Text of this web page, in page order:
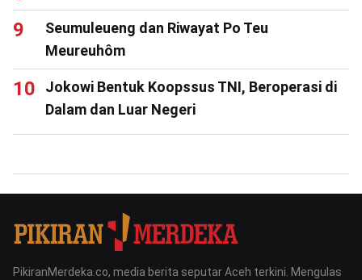
Seumuleueng dan Riwayat Po Teu
Meureuhôm
Jokowi Bentuk Koopssus TNI, Beroperasi di
Dalam dan Luar Negeri
PikiranMerdeka.co, media berita seputar Aceh terkini. Mengulas